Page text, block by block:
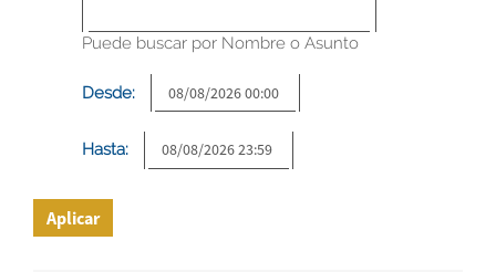
Puede buscar por Nombre o Asunto
Desde:
Hasta:
Aplicar